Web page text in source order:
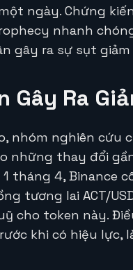
ngày. Chứng
nhanh
gây ra sự sụt giảm
Gây Ra
nhóm nghiên cứu
những thay đổi
tháng 4, Binance
tương lai ACT/
cho token này.
khi có hiệu lực,